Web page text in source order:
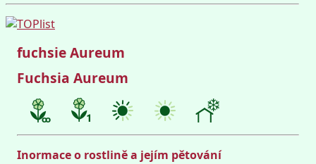
fuchsie Aureum
Fuchsia Aureum
Inormace o rostlině a jejím pětování